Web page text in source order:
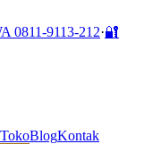
0811-9113-212·🔐
TokoBlogKontak